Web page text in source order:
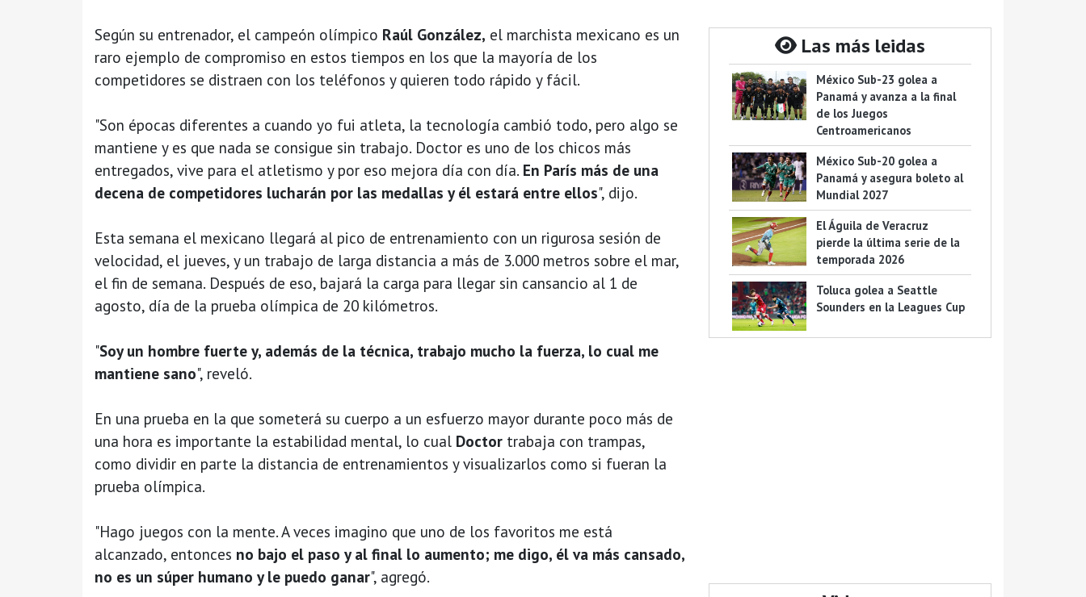
Según su entrenador, el campeón olímpico Raúl González, el marchista mexicano es un
raro ejemplo de compromiso en estos tiempos en los que la mayoría de los
competidores se distraen con los teléfonos y quieren todo rápido y fácil.
"Son épocas diferentes a cuando yo fui atleta, la tecnología cambió todo, pero algo se
mantiene y es que nada se consigue sin trabajo. Doctor es uno de los chicos más
entregados, vive para el atletismo y por eso mejora día con día. En París más de una
decena de competidores lucharán por las medallas y él estará entre ellos", dijo.
Esta semana el mexicano llegará al pico de entrenamiento con un rigurosa sesión de
velocidad, el jueves, y un trabajo de larga distancia a más de 3.000 metros sobre el mar,
el fin de semana. Después de eso, bajará la carga para llegar sin cansancio al 1 de
agosto, día de la prueba olímpica de 20 kilómetros.
"Soy un hombre fuerte y, además de la técnica, trabajo mucho la fuerza, lo cual me
mantiene sano", reveló.
En una prueba en la que someterá su cuerpo a un esfuerzo mayor durante poco más de
una hora es importante la estabilidad mental, lo cual Doctor trabaja con trampas,
como dividir en parte la distancia de entrenamientos y visualizarlos como si fueran la
prueba olímpica.
"Hago juegos con la mente. A veces imagino que uno de los favoritos me está
alcanzado, entonces no bajo el paso y al final lo aumento; me digo, él va más cansado,
no es un súper humano y le puedo ganar", agregó.
Las más leidas
México Sub-23 golea a
Panamá y avanza a la final
de los Juegos
Centroamericanos
México Sub-20 golea a
Panamá y asegura boleto al
Mundial 2027
El Águila de Veracruz
pierde la última serie de la
temporada 2026
Toluca golea a Seattle
Sounders en la Leagues Cup